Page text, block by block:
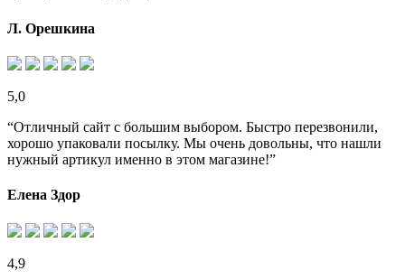
Л. Орешкина
5,0
“Отличный сайт с большим выбором. Быстро перезвонили,
хорошо упаковали посылку. Мы очень довольны, что нашли
нужный артикул именно в этом магазине!”
Елена Здор
4,9